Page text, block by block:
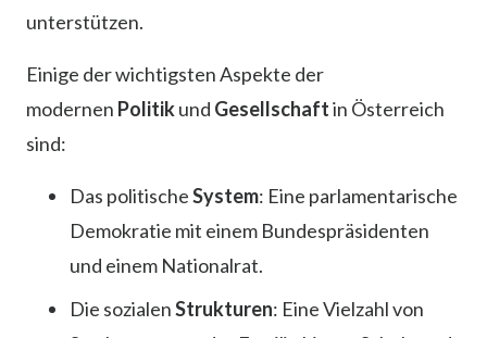
unterstützen.
Einige der wichtigsten Aspekte der
modernen Politikund Gesellschaftin Österreich
sind:
Das politischeSystem: Eine parlamentarische
Demokratie mit einem Bundespräsidenten
und einem Nationalrat.
Die sozialenStrukturen: Eine Vielzahl von